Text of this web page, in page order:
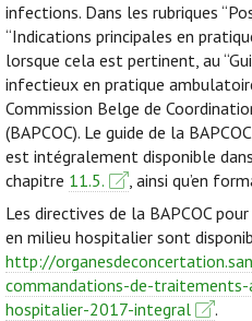
infections. Dans les rubriques
“Indications principales en
lorsque cela est pertinent, au
infectieux en pratique
Commission Belge de
(BAPCOC). Le guide de la
est intégralement disponible
chapitre 11.5. , ainsi qu’en
Les directives de la BAPCOC
en milieu hospitalier sont
http://
commandations-de-
hospitalier-2017-integral
.